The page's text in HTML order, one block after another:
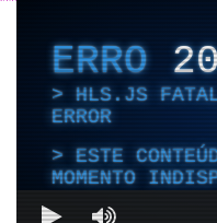
ERRO
HLS.JS
ERROR
ESTE
MOMENTO